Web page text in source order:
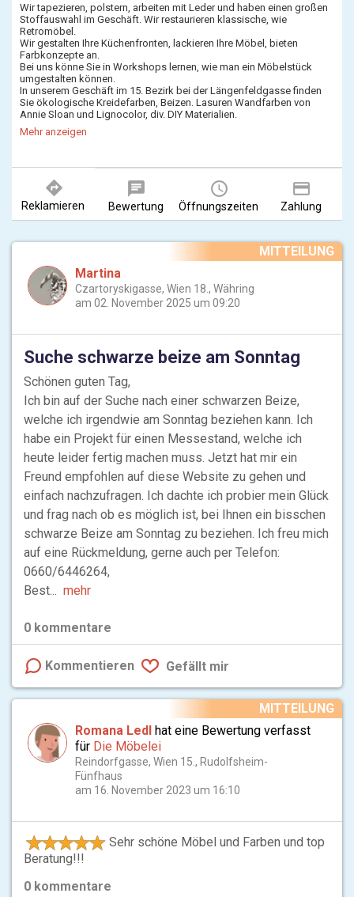
Wir tapezieren, polstern, arbeiten mit Leder und haben einen großen
Stoffauswahl im Geschäft. Wir restaurieren klassische, wie
Retromöbel.
Wir gestalten Ihre Küchenfronten, lackieren Ihre Möbel, bieten
Farbkonzepte an.
Bei uns könne Sie in Workshops lernen, wie man ein Möbelstück
umgestalten können.
In unserem Geschäft im 15. Bezirk bei der Längenfeldgasse finden
Sie ökologische Kreidefarben, Beizen. Lasuren Wandfarben von
Annie Sloan und Lignocolor, div. DIY Materialien.
Retro und neu gestaltete Vintagemöbel und ausgewählte Dekoartikel
runden das Angebot ab.
Mehr anzeigen
directions
Reklamieren
chat
Bewertung
query_builder
Öffnungszeiten
payment
Zahlung
MITTEILUNG
Martina
Czartoryskigasse, Wien 18., Währing
am 02. November 2025 um 09:20
Suche schwarze beize am Sonntag
Schönen guten Tag,
Ich bin auf der Suche nach einer schwarzen Beize,
welche ich irgendwie am Sonntag beziehen kann. Ich
habe ein Projekt für einen Messestand, welche ich
heute leider fertig machen muss. Jetzt hat mir ein
Freund empfohlen auf diese Website zu gehen und
einfach nachzufragen. Ich dachte ich probier mein Glück
und frag nach ob es möglich ist, bei Ihnen ein bisschen
schwarze Beize am Sonntag zu beziehen. Ich freu mich
auf eine Rückmeldung, gerne auch per Telefon:
0660/6446264,
Best... mehr
0 kommentare
Kommentieren Gefällt mir
MITTEILUNG
Romana Ledl hat eine Bewertung verfasst
für Die Möbelei
Reindorfgasse, Wien 15., Rudolfsheim-
Fünfhaus
am 16. November 2023 um 16:10
Sehr schöne Möbel und Farben und top
Beratung!!!
0 kommentare